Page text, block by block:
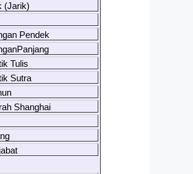
(Jarik)
Pendek
Tulis
Sutra
Shanghai